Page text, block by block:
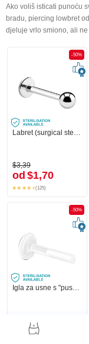
Ako voliš isticati punoću
bradu, piercing lowbret
djeluje vrlo smiono, ali
-50%
Labret (surgical steel, silver, shiny finish)
$3,39
od $1,70
(125)
-50%
$3,65